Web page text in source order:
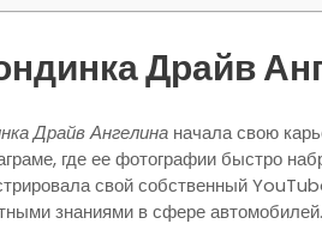
Драйв
Драйв Ангелина начала свою
где ее фотографии быстро
свой собственный
знаниями в сфере автомобилей.